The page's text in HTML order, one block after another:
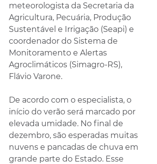
meteorologista da Secretaria da
Agricultura, Pecuária, Produção
Sustentável e Irrigação (Seapi) e
coordenador do Sistema de
Monitoramento e Alertas
Agroclimáticos (Simagro-RS),
Flávio Varone.
De acordo com o especialista, o
início do verão será marcado por
elevada umidade. No final de
dezembro, são esperadas muitas
nuvens e pancadas de chuva em
grande parte do Estado. Esse